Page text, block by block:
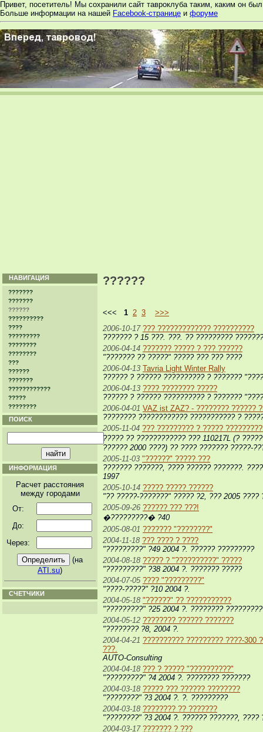
Привет, посетитель! Мы сохранили сайт тавроклуба таким, каким он
Больше информации на нашей Facebook-странице и форуме
НАВИГАЦИЯ
???????
???????
??????
??????????
????
?????????
????????
????????
???
??????
???????
????????????
?????
????????
ПОИСК
ИНФОРМАЦИЯ
Расчет расстояния
между городами
От:
До:
Через:
(на
ATI.su)
СЧЕТЧИКИ
??????
<<< 1 2 3
>>>
2006-10-17 ??? ????????????? ??????????
??????? ? 15 ???. ???. ?? ?????????
2006-04-14 ??????? ????? ? ??? ??????
"??????? ?? ?????" ????? ??? ??? ????
2006-04-13 Tavria Light Winter Rally
?????? ? ?????? ?????????? ? ???????
2006-04-13 ???? ???????? ?????
?????? ? ?????? ?????????? ? ???????
2006-04-01 VAZ ist ZAZ? - ???????? ??????
???????? ???????????? ??????????? ?
2005-11-04 ??? ????????? ? ?????
????? ?? ???????????? ??? 110217L (?
?????? 2000 ????) ?? ???? ??????? ?????-
2005-11-03 "??????" ????? ???
??????? ???????, ???? ?????? ???????.
1997
2005-10-14 ????? ????? ??????
"?? ?????-???????" ????? ?2, ??? 2005
2005-09-26 ?????? ??? ???!
�?????????� ?40
2005-08-01 ??????? "????????"
2004-11-18 ??? ???? ? ????
"?????????" ?49 2004 ?. ?????? ?????????
2004-08-18 ????? ? "??????????" ?????
"?????????" ?38 2004 ?. ??????? ?????
2004-07-05 ???? "?????????"
"????-?????" ?10 2004 ?.
2004-05-18 "??????" ?? ???????????
"?????????" ?25 2004 ?. ???????? ?????????
2004-05-12 ???????? ?????? ???????
"???????? ?8, 2004 ?.
2004-04-21 ?????????? ????????? ????-300
???.
AUTO-Consulting
2004-04-18 ??? ? ????? "??????????"
"?????????" ?4 2004 ?. ???????? ???????
2004-03-18 ????? ??? ?????? ????????
"????????" ?3 2004 ?. ?. ?????????
2004-03-18 ???????? ?? ???????
"????????" ?3 2004 ?. ?????? ???????, ????
2004-03-17 ??????? ? ???